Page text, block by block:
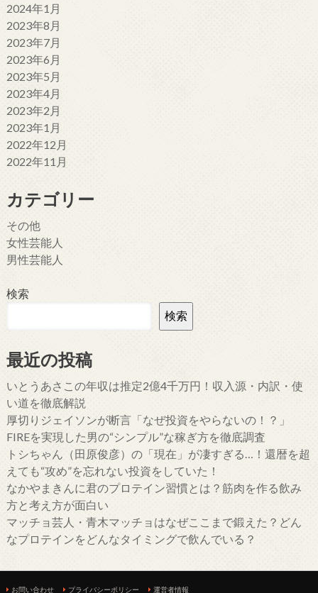
2024年1月
2023年8月
2023年7月
2023年6月
2023年5月
2023年4月
2023年2月
2023年1月
2022年12月
2022年11月
カテゴリー
その他
女性芸能人
男性芸能人
検索
検索
最近の投稿
いとうあさこの年収は推定2億4千万円！収入源・内訳・使
い道を徹底解説
厚切りジェイソンが断言「なぜ投資をやらないの！？」
FIREを実現した男の“シンプル”な稼ぎ方を徹底調査
トシちゃん（田原俊彦）の「現在」が凄すぎる…！還暦を超
えても“攻め”を忘れない投資をしていた！
なかやまきんに君のプロテイン習慣とは？筋肉を作る飲み
方と考え方が面白い
マッチョ芸人・青木マッチョはなぜここまで鍛えた？どん
なプロテインをどんなタイミングで飲んでいる？
お問い合わせ プライバシーポリシー 運営者情報